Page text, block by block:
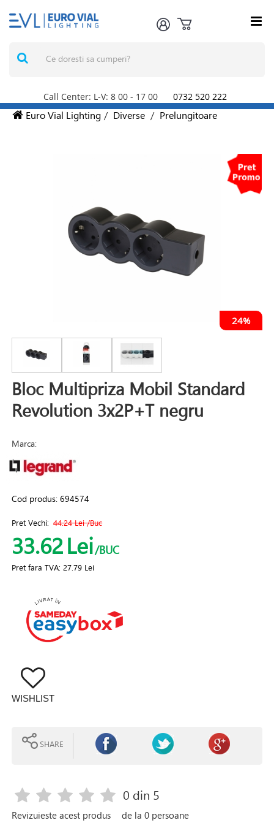
Call Center: L-V: 8 00 - 17 00 0732 520 222
Euro Vial Lighting / Diverse / Prelungitoare
24%
Bloc Multipriza Mobil Standard
Revolution 3x2P+T negru
Marca:
Cod produs:694574
Pret Vechi: 44.24 Lei/Buc
33.62Lei/BUC
Pret fara TVA:27.79 Lei
WISHLIST
SHARE
Revizuieste acest produs
0 din 5
de la0 persoane